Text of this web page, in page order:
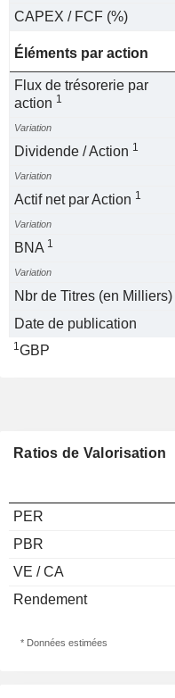
CAPEX / FCF (%)
Éléments par action
Flux de trésorerie par
action 1
Variation
Dividende / Action 1
Variation
Actif net par Action 1
Variation
BNA 1
Variation
Nbr de Titres (en Milliers)
Date de publication
1GBP
Ratios de Valorisation
PER
PBR
VE / CA
Rendement
* Données estimées